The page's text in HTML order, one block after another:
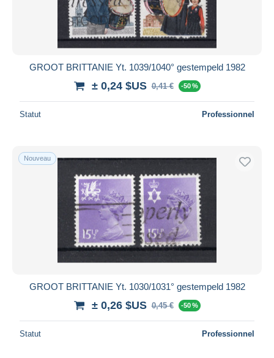
GROOT BRITTANIE Yt. 1039/1040° gestempeld 1982
± 0,24 $US 0,41 € -50 %
Statut Professionnel
Nouveau
GROOT BRITTANIE Yt. 1030/1031° gestempeld 1982
± 0,26 $US 0,45 € -50 %
Statut Professionnel